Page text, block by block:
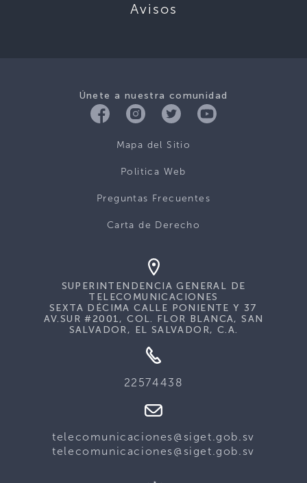
Avisos
Únete a nuestra comunidad
Mapa del Sitio
Politica Web
Preguntas Frecuentes
Carta de Derecho
SUPERINTENDENCIA GENERAL DE
TELECOMUNICACIONES
SEXTA DÉCIMA CALLE PONIENTE Y 37
AV.SUR #2001, COL. FLOR BLANCA, SAN
SALVADOR, EL SALVADOR, C.A.
22574438
telecomunicaciones@siget.gob.sv
telecomunicaciones@siget.gob.sv